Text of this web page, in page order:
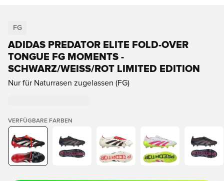
FG
ADIDAS PREDATOR ELITE FOLD-OVER
TONGUE FG MOMENTS -
SCHWARZ/WEISS/ROT LIMITED EDITION
Nur für Naturrasen zugelassen (FG)
VERFÜGBARE FARBEN